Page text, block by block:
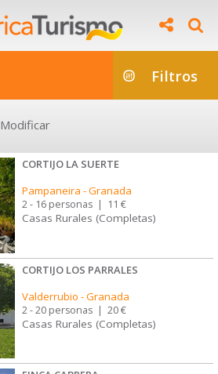
Filtros
Modificar
CORTIJO LA SUERTE
Pampaneira -Granada
2 - 16 personas | 11 €
Casas Rurales (Completas)
CORTIJO LOS PARRALES
Valderrubio -Granada
2 - 20 personas | 20 €
Casas Rurales (Completas)